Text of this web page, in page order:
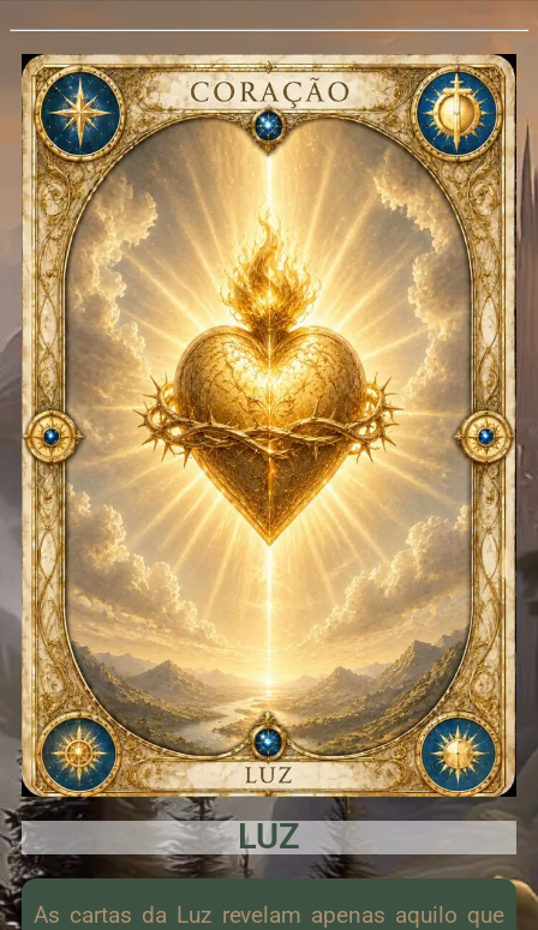
LUZ
As cartas da Luz revelam apenas aquilo que